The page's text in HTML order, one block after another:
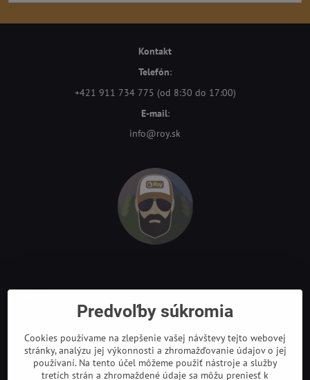
Kontakt
Telefón:
+421 911 734 775 (od 8:30 do 17:00)
E-mail:
info@roy.sk
Predvoľby súkromia
Cookies používame na zlepšenie vašej návštevy tejto webovej
stránky, analýzu jej výkonnosti a zhromažďovanie údajov o jej
používaní. Na tento účel môžeme použiť nástroje a služby
tretích strán a zhromaždené údaje sa môžu preniesť k